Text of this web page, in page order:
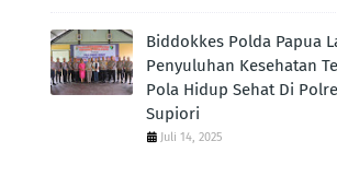
Biddokkes Polda Papua
Penyuluhan Kesehatan
Pola Hidup Sehat Di
Supiori
Juli 14, 2025